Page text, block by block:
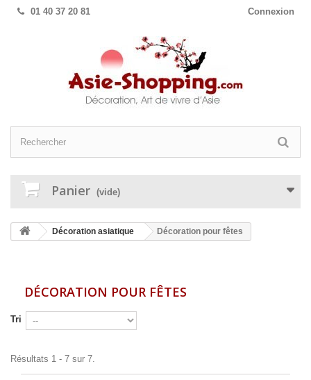
Connexion
01 40 37 20 81
Panier (vide)
Décoration asiatique Décoration pour fêtes
DÉCORATION POUR FÊTES
Tri
Résultats 1 - 7 sur 7.